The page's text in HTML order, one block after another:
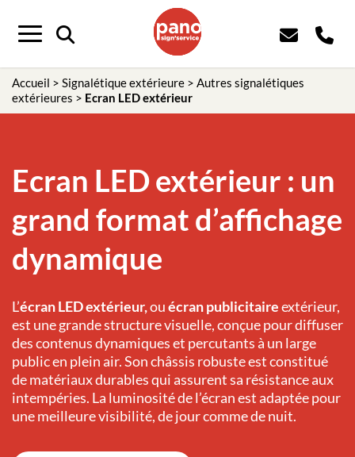
Menu
Accueil > Signalétique extérieure > Autres signalétiques
extérieures > Ecran LED extérieur
Ecran LED extérieur : un
grand format d’affichage
dynamique
L’écran LED extérieur,ouécran publicitaireextérieur,
est une grande structure visuelle, conçue pour diffuser
des contenus dynamiques et percutants à un large
public en plein air. Son châssis robuste est constitué
de matériaux durables qui assurent sa résistance aux
intempéries. La luminosité de l’écran est adaptée pour
une meilleure visibilité, de jour comme de nuit.
Panneau de gestion des cookies